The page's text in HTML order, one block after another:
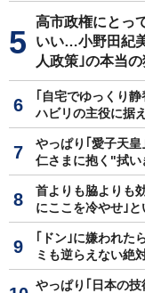
高市政権にとっ
いい…小野田紀
人政策｣の本当
｢自宅でゆっくり
ハビリの主役に据
やっぱり｢愛子天
仁さまに抱く"拭い
首よりも脇よりも
にここを冷やせ｣
｢ドン｣に嫌われ
ミも逆らえない絶
やっぱり｢日本の